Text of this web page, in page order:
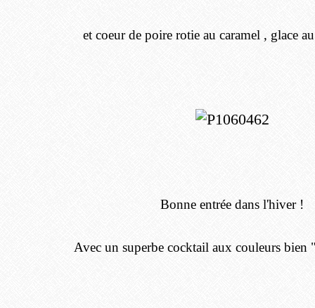
et coeur de poire rotie au caramel , glace
Bonne entrée dans l'hiver !
Avec un superbe cocktail aux couleurs bien